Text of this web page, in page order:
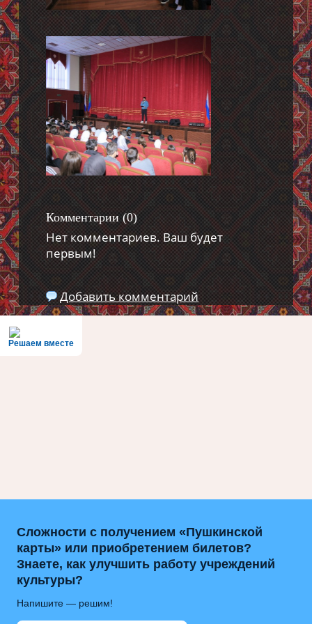
Комментарии (0)
Нет комментариев. Ваш будет
первым!
Добавить комментарий
Решаем вместе
Сложности с получением «Пушкинской
карты» или приобретением билетов?
Знаете, как улучшить работу учреждений
культуры?
Напишите — решим!